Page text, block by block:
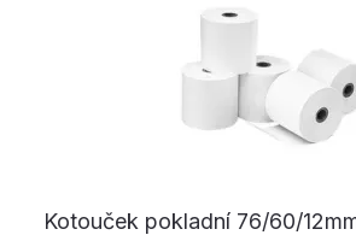
Kotouček pokladní 76/60/